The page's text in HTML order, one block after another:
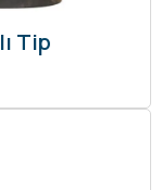
Tip